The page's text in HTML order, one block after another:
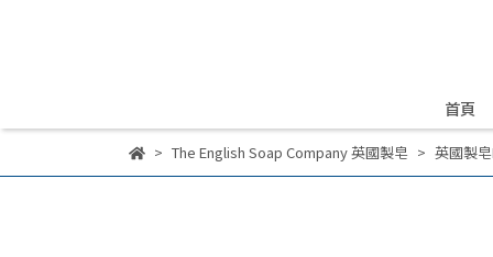
首頁
The English Soap Company 英國製皂 英國製